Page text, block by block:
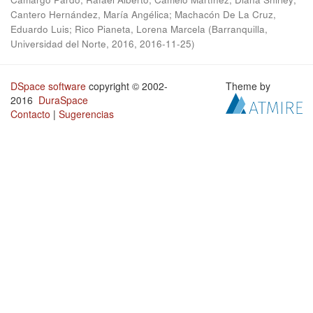
Cantero Hernández, María Angélica; Machacón De La Cruz,
Eduardo Luis; Rico Pianeta, Lorena Marcela (Barranquilla,
Universidad del Norte, 2016, 2016-11-25)
DSpace software copyright © 2002-
2016 DuraSpace
Contacto | Sugerencias
Theme by